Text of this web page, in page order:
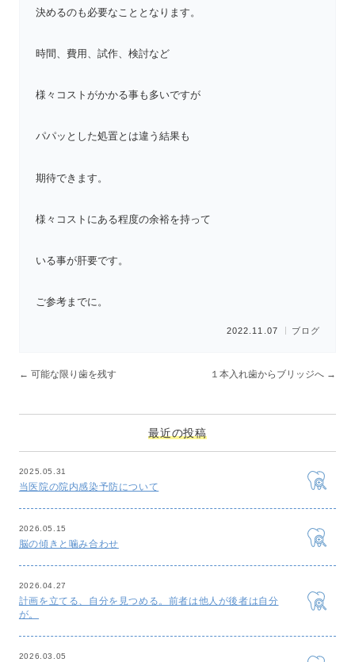
決めるのも必要なこととなります。
時間、費用、試作、検討など
様々コストがかかる事も多いですが
パパッとした処置とは違う結果も
期待できます。
様々コストにある程度の余裕を持って
いる事が肝要です。
ご参考までに。
2022.11.07 ブログ
１本入れ歯からブリッジへ →
← 可能な限り歯を残す
最近の投稿
2025.05.31
当医院の院内感染予防について
2026.05.15
脳の傾きと噛み合わせ
2026.04.27
計画を立てる、自分を見つめる。前者は他人が後者は自分
が。
2026.03.05